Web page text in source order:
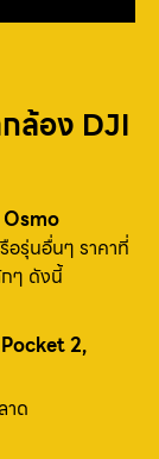
ล้อง DJI
Osmo
อรุ่นอื่นๆ ราคาที่
ๆ ดังนี้
2,
าด